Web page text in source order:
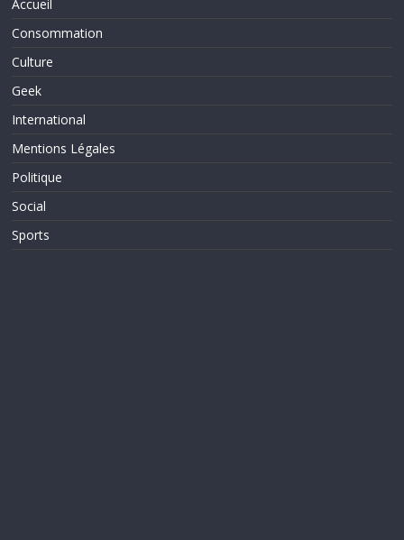
Accueil
Consommation
Culture
Geek
International
Mentions Légales
Politique
Social
Sports